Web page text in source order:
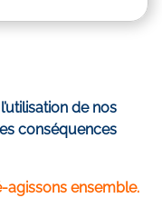
de nos
conséquences
agissons ensemble.